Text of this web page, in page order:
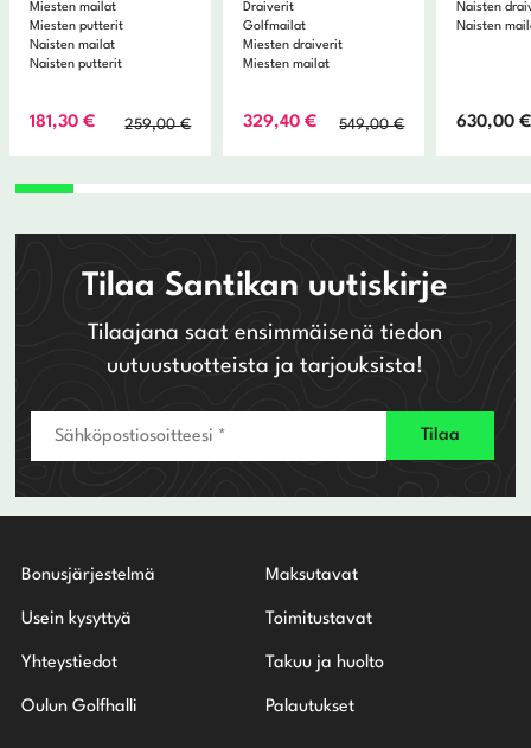
Miesten mailat
Miesten putterit
Naisten mailat
Naisten putterit
259,00€Alkuperäinen
181,30€
Nykyinen
Draiverit
Golfmailat
Miesten draiverit
Miesten mailat
549,00€Alkuperäinen
329,40€
Nykyinen
Naisten
Naisten
630,00€
Tilaa Santikan uutiskirje
Tilaajana saat ensimmäisenä tiedon
uutuustuotteista ja tarjouksista!
Bonusjärjestelmä
Usein kysyttyä
Yhteystiedot
Oulun Golfhalli
Maksutavat
Toimitustavat
Takuu ja huolto
Palautukset